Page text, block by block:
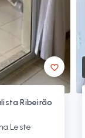
Ribeirão
Leste